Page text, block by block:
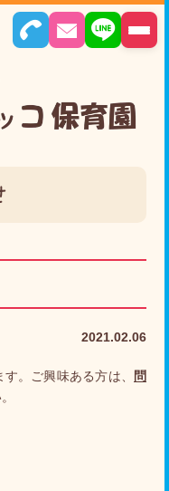
2021.02.06
。ご興味ある方は、
問